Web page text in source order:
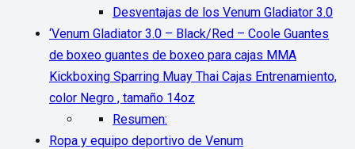
Desventajas de los Venum Gladiator 3.0
‘Venum Gladiator 3.0 – Black/Red – Coole Guantes
de boxeo guantes de boxeo para cajas MMA
Kickboxing Sparring Muay Thai Cajas Entrenamiento,
color Negro , tamaño 14oz
Resumen:
Ropa y equipo deportivo de Venum